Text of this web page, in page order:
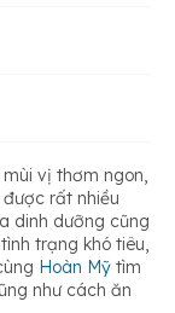
vị thơm ngon,
rất nhiều
dinh dưỡng cũng
trạng khó tiêu,
Hoàn Mỹ tìm
như cách ăn